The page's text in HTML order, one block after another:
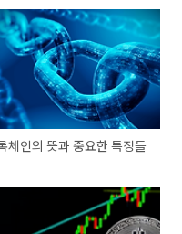
체인의 뜻과 중요한 특징들